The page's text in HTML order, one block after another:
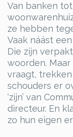
Van banken
ze hebben
Vaak náást een
Die zijn
woorden.
vraagt,
schouders er
‘zijn’ van
directeur. En
zo hun eigen